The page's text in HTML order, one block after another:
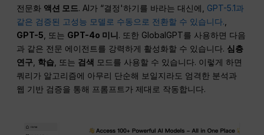
전문화 액션 모드. AI가 “결정'하기를 바라는 대신에,
GPT-5.1과
같은 검증된 고성능 모델로 수동으로 전환할 수 있습니다.
GPT-5 , 또는 GPT-4o 미니. 또한 GlobalGPT를 사용하면 다음
과 같은 전문 에이전트를 강력하게 활성화할 수 있습니다. 심층
연구 학습 , 또는 검색 모드를 사용할 수 있습니다. 이렇게 하면
쿼리가 알고리즘에 아무리 단순해 보일지라도 엄격한 분석과
웹 기반 검증을 통해 프롬프트가 제대로 작동합니다.